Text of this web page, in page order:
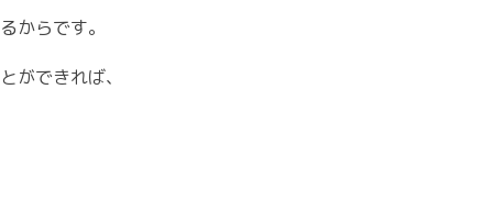
からです。
ができれば、